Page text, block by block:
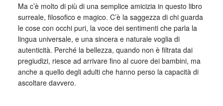
Ma c’è molto di più di una semplice amicizia in questo libro
surreale, filosofico e magico. C’è la saggezza di chi guarda
le cose con occhi puri, la voce dei sentimenti che parla la
lingua universale, e una sincera e naturale voglia di
autenticità. Perché la bellezza, quando non è filtrata dai
pregiudizi, riesce ad arrivare fino al cuore dei bambini, ma
anche a quello degli adulti che hanno perso la capacità di
ascoltare davvero.